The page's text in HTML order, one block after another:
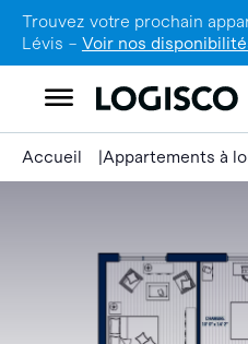
Trouvez votre prochain
Lévis – Voir nos
Accueil Appartements à